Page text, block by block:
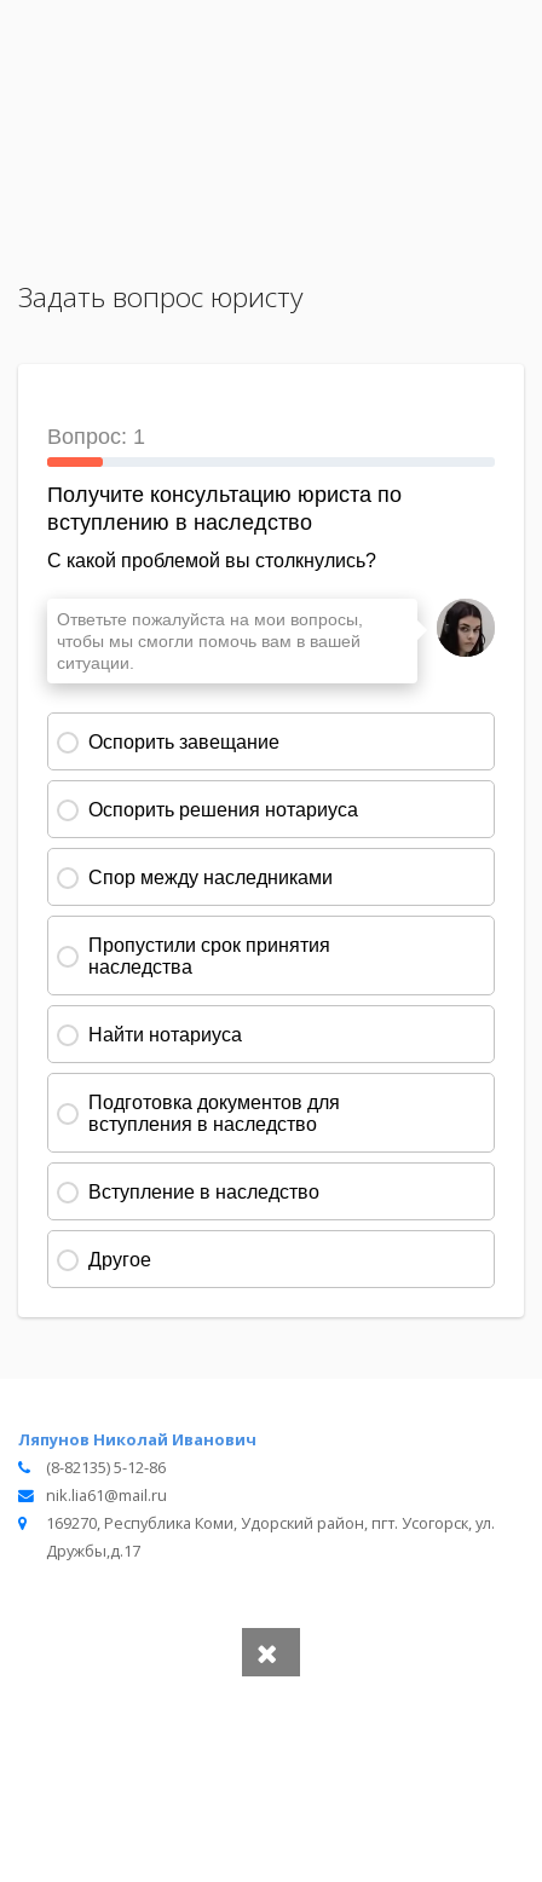
Задать вопрос юристу
Ляпунов Николай Иванович
(8-82135) 5-12-86
nik.lia61@mail.ru
169270, Республика Коми, Удорский район, пгт. Усогорск, ул.
Дружбы,д.17